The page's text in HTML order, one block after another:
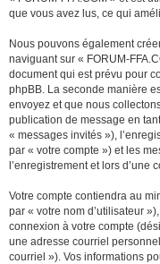
que vous avez lus, ce qui
Nous pouvons également
naviguant sur « FORUM-
document qui est prévu pour
phpBB. La seconde manière
envoyez et que nous
publication de message en
« messages invités »),
par « votre compte ») et les
l’enregistrement et lors d’une
Votre compte contiendra au
par « votre nom d’utilisateur
connexion à votre compte
une adresse courriel
courriel »). Vos informations